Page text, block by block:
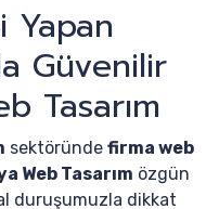
Yapan
Güvenilir
Tasarım
sektöründe firma web
Web Tasarım özgün
duruşumuzla dikkat